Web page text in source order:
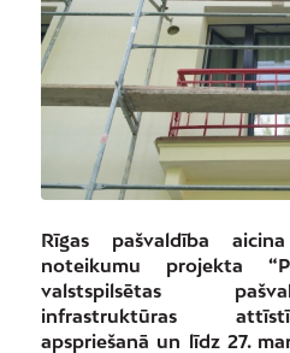
Rīgas pašvaldība
noteikumu projekta
valstspilsētas
infrastruktūras
apspriešanā un līdz 27.